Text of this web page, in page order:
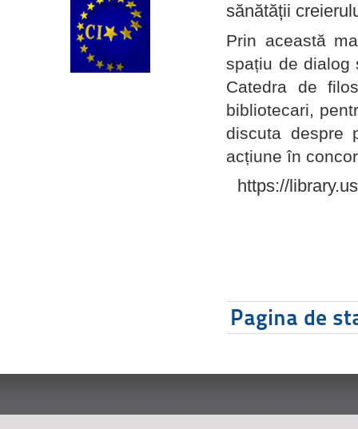
sănătății
Prin această
spațiu de dialog
Catedra de
bibliotecari,
discuta despre
acțiune în
https://
Pagina de